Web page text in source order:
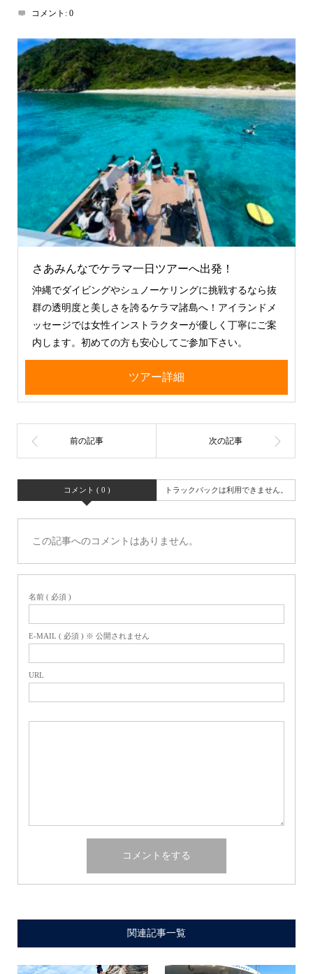
コメント: 0
さあみんなでケラマ一日ツアーへ出発！
沖縄でダイビングやシュノーケリングに挑戦するなら抜
群の透明度と美しさを誇るケラマ諸島へ！アイランドメ
ッセージでは女性インストラクターが優しく丁寧にご案
内します。初めての方も安心してご参加下さい。
ツアー詳細
コメント ( 0 ) トラックバックは利用できません。
この記事へのコメントはありません。
名前 ( 必須 )
E-MAIL ( 必須 ) ※ 公開されません
URL
関連記事一覧